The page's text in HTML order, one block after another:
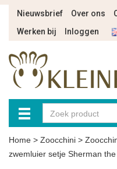
Nieuwsbrief Over ons
Werken bij
Inloggen
Home > Zoocchini >
zwemluier setje Sherman